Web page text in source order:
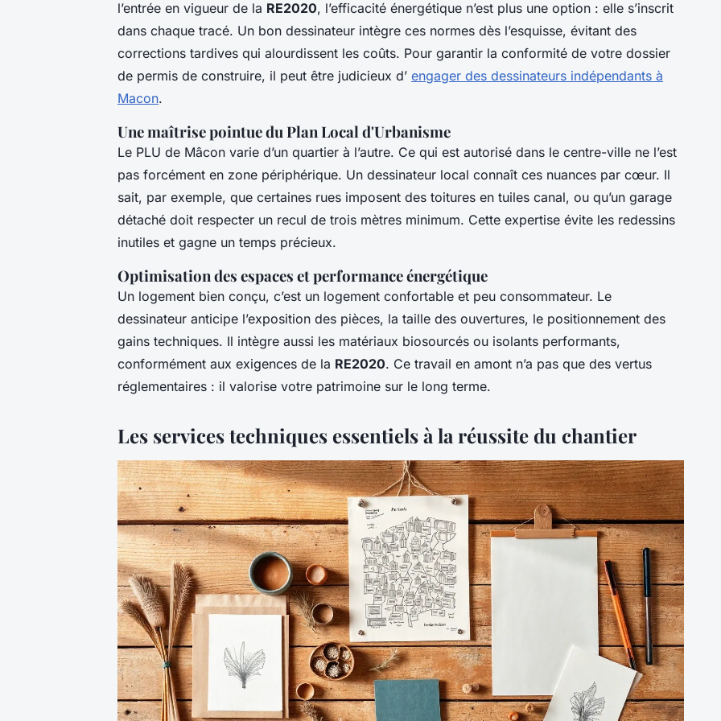
l’entrée en vigueur de la RE2020, l’efficacité énergétique n’est plus une option : elle s’inscrit
dans chaque tracé. Un bon dessinateur intègre ces normes dès l’esquisse, évitant des
corrections tardives qui alourdissent les coûts. Pour garantir la conformité de votre dossier
de permis de construire, il peut être judicieux d’ engager des dessinateurs indépendants à
Macon.
Une maîtrise pointue du Plan Local d'Urbanisme
Le PLU de Mâcon varie d’un quartier à l’autre. Ce qui est autorisé dans le centre-ville ne l’est
pas forcément en zone périphérique. Un dessinateur local connaît ces nuances par cœur. Il
sait, par exemple, que certaines rues imposent des toitures en tuiles canal, ou qu’un garage
détaché doit respecter un recul de trois mètres minimum. Cette expertise évite les redessins
inutiles et gagne un temps précieux.
Optimisation des espaces et performance énergétique
Un logement bien conçu, c’est un logement confortable et peu consommateur. Le
dessinateur anticipe l’exposition des pièces, la taille des ouvertures, le positionnement des
gains techniques. Il intègre aussi les matériaux biosourcés ou isolants performants,
conformément aux exigences de la RE2020. Ce travail en amont n’a pas que des vertus
réglementaires : il valorise votre patrimoine sur le long terme.
Les services techniques essentiels à la réussite du chantier